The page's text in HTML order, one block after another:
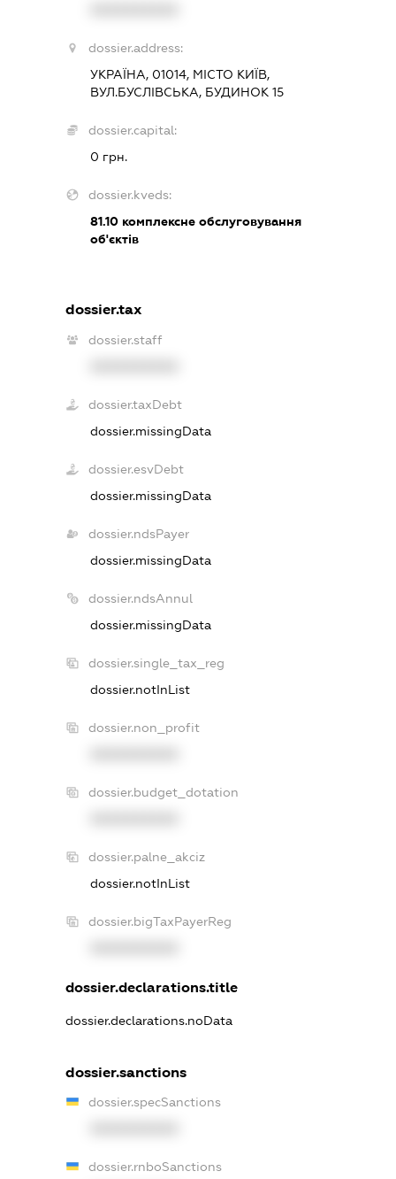
dossier.address:
УКРАЇНА, 01014, МІСТО КИЇВ,
ВУЛ.БУСЛІВСЬКА, БУДИНОК 15
dossier.capital:
0 грн.
dossier.kveds:
81.10 комплексне обслуговування
об'єктів
dossier.tax
dossier.staff
dossier.taxDebt
dossier.missingData
dossier.esvDebt
dossier.missingData
dossier.ndsPayer
dossier.missingData
dossier.ndsAnnul
dossier.missingData
dossier.single_tax_reg
dossier.notInList
dossier.non_profit
dossier.budget_dotation
dossier.palne_akciz
dossier.notInList
dossier.bigTaxPayerReg
dossier.declarations.title
dossier.declarations.noData
dossier.sanctions
dossier.specSanctions
dossier.rnboSanctions